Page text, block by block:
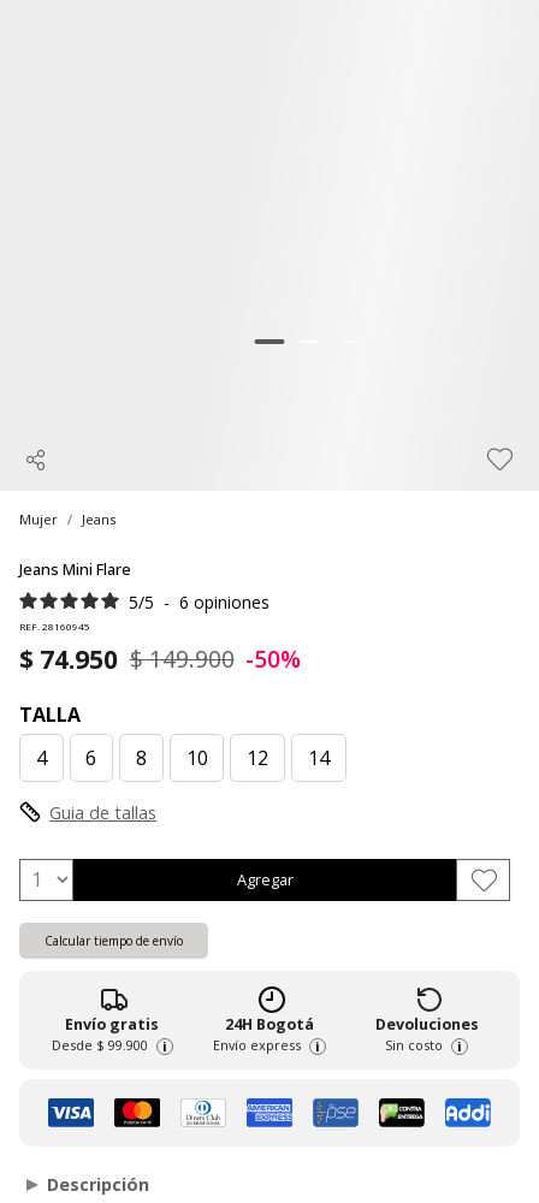
Mujer Jeans
Jeans Mini Flare
5/5 - 6 opiniones
REF. 28160945
$ 74.950 $ 149.900 -50%
TALLA
4
6 8 10 12 14
Guia de tallas
Agregar
Calcular tiempo de envío
Envío gratis
Desde $ 99.900 i
24H Bogotá
Envío express i
Devoluciones
Sin costo i
Descripción